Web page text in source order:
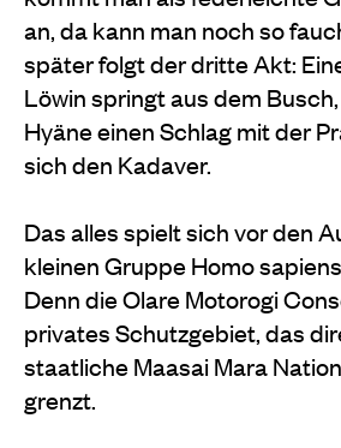
an, da kann man noch so
später folgt der dritte Akt:
Löwin springt aus dem
Hyäne einen Schlag mit der
sich den Kadaver.
Das alles spielt sich vor den
kleinen Gruppe Homo
Denn die Olare Motorogi
privates Schutzgebiet, das
staatliche Maasai Mara
grenzt.